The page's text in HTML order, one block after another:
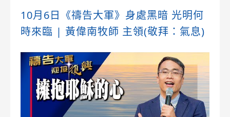
10月6日《禱告大軍》身處黑暗 光明何
時來臨 | 黃偉南牧師 主領(敬拜：氣息)